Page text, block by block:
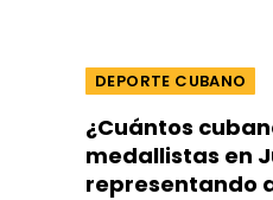
DEPORTE CUBANO
¿Cuántos
medallistas en
representando